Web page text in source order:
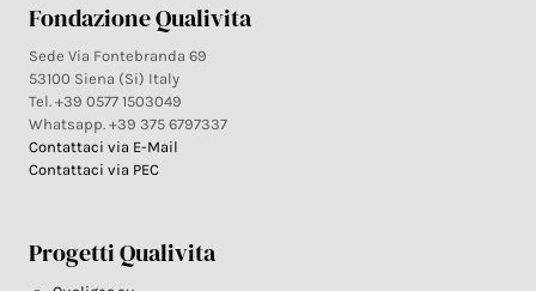
Fondazione Qualivita
Sede Via Fontebranda 69
53100 Siena (Si) Italy
Tel. +39 0577 1503049
Whatsapp. +39 375 6797337
Contattaci via E-Mail
Contattaci via PEC
Progetti Qualivita